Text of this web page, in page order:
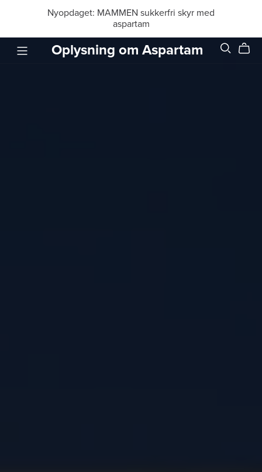
Nyopdaget: MAMMEN sukkerfri skyr med
aspartam
Oplysning om Aspartam